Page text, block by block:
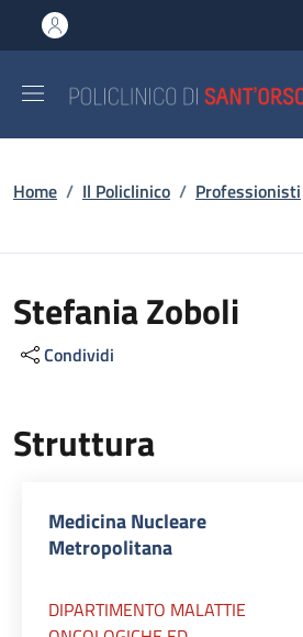
al contenuto principale
to footer content
Briciole di pane
Home / Il Policlinico / Professionisti
Stefania Zoboli
Condividi
Struttura
Medicina Nucleare
Metropolitana
DIPARTIMENTO MALATTIE